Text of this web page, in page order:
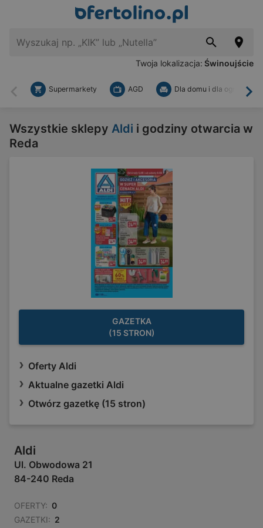
Twoja lokalizacja: Świnoujście
Wstecz
Supermarkety AGD Dla domu i dla ogrodu
Wszystkie sklepy Aldi i godziny otwarcia w
Reda
GAZETKA
(15 STRON)
Oferty Aldi
Aktualne gazetki Aldi
Otwórz gazetkę (15 stron)
Aldi
Ul. Obwodowa 21
84-240 Reda
OFERTY: 0
GAZETKI: 2